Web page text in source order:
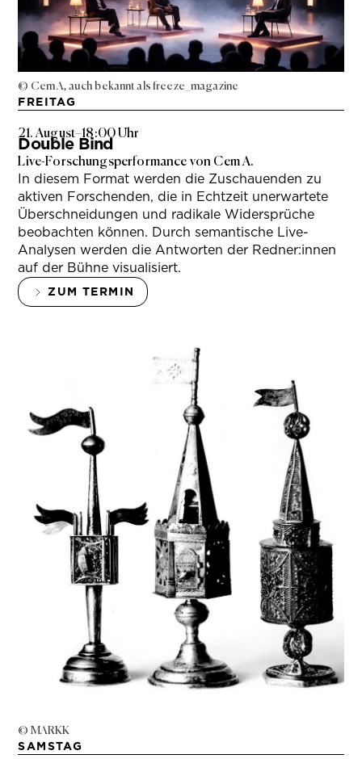
© Cem A, auch bekannt als freeze_magazine
FREITAG
21. August–18:00 Uhr
Double Bind
Live-Forschungsperformance von Cem A.
In diesem Format werden die Zuschauenden zu
aktiven Forschenden, die in Echtzeit unerwartete
Überschneidungen und radikale Widersprüche
beobachten können. Durch semantische Live-
Analysen werden die Antworten der Redner:innen
auf der Bühne visualisiert.
ZUM TERMIN
© MARKK
SAMSTAG